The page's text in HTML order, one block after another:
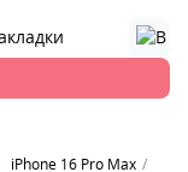
iPhone 16 Pro Max